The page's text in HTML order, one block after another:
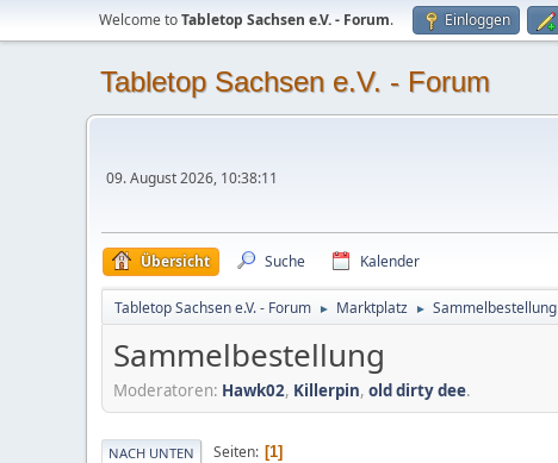
Welcome toTabletop Sachsen e.V. - Forum. Einloggen
Tabletop Sachsen e.V. - Forum
09. August 2026, 10:38:11
Übersicht Suche Kalender
Tabletop Sachsen e.V. - Forum ► Marktplatz ► Sammelbestellung
Sammelbestellung
Moderatoren: Hawk02, Killerpin, old dirty dee.
NACH UNTEN Seiten 1